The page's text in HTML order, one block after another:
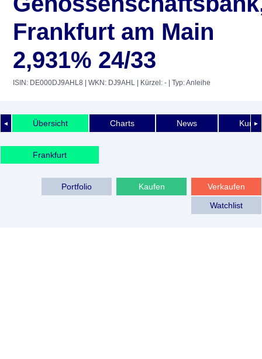
Frankfurt am Main
2,931% 24/33
ISIN: DE000DJ9AHL8 | WKN: DJ9AHL | Kürzel: - | Typ: Anleihe
◄ ►
Übersicht Charts News
Frankfurt
Verkaufen
Kaufen
Portfolio
Watchlist